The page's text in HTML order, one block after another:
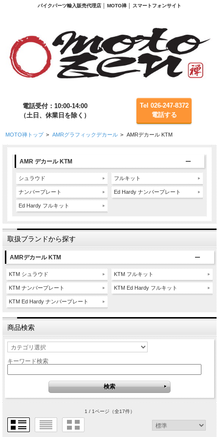
バイクパーツ輸入販売代理店 │ MOTO禅 │ スマートフォンサイト
電話受付：10:00-14:00
（土日、休業日を除く）
Tel 026-247-8372
電話する
MOTO禅トップ > AMRグラフィックデカール > AMRデカール KTM
AMR デカール KTM
シュラウド
ナンバープレート
Ed Hardy フルキット
フルキット
Ed Hardy ナンバープレート
取扱ブランドから探す
AMRデカール KTM
KTM シュラウド
KTM ナンバープレート
KTM Ed Hardy ナンバープレート
KTM フルキット
KTM Ed Hardy フルキット
商品検索
キーワード検索
1 / 1ページ（全17件）